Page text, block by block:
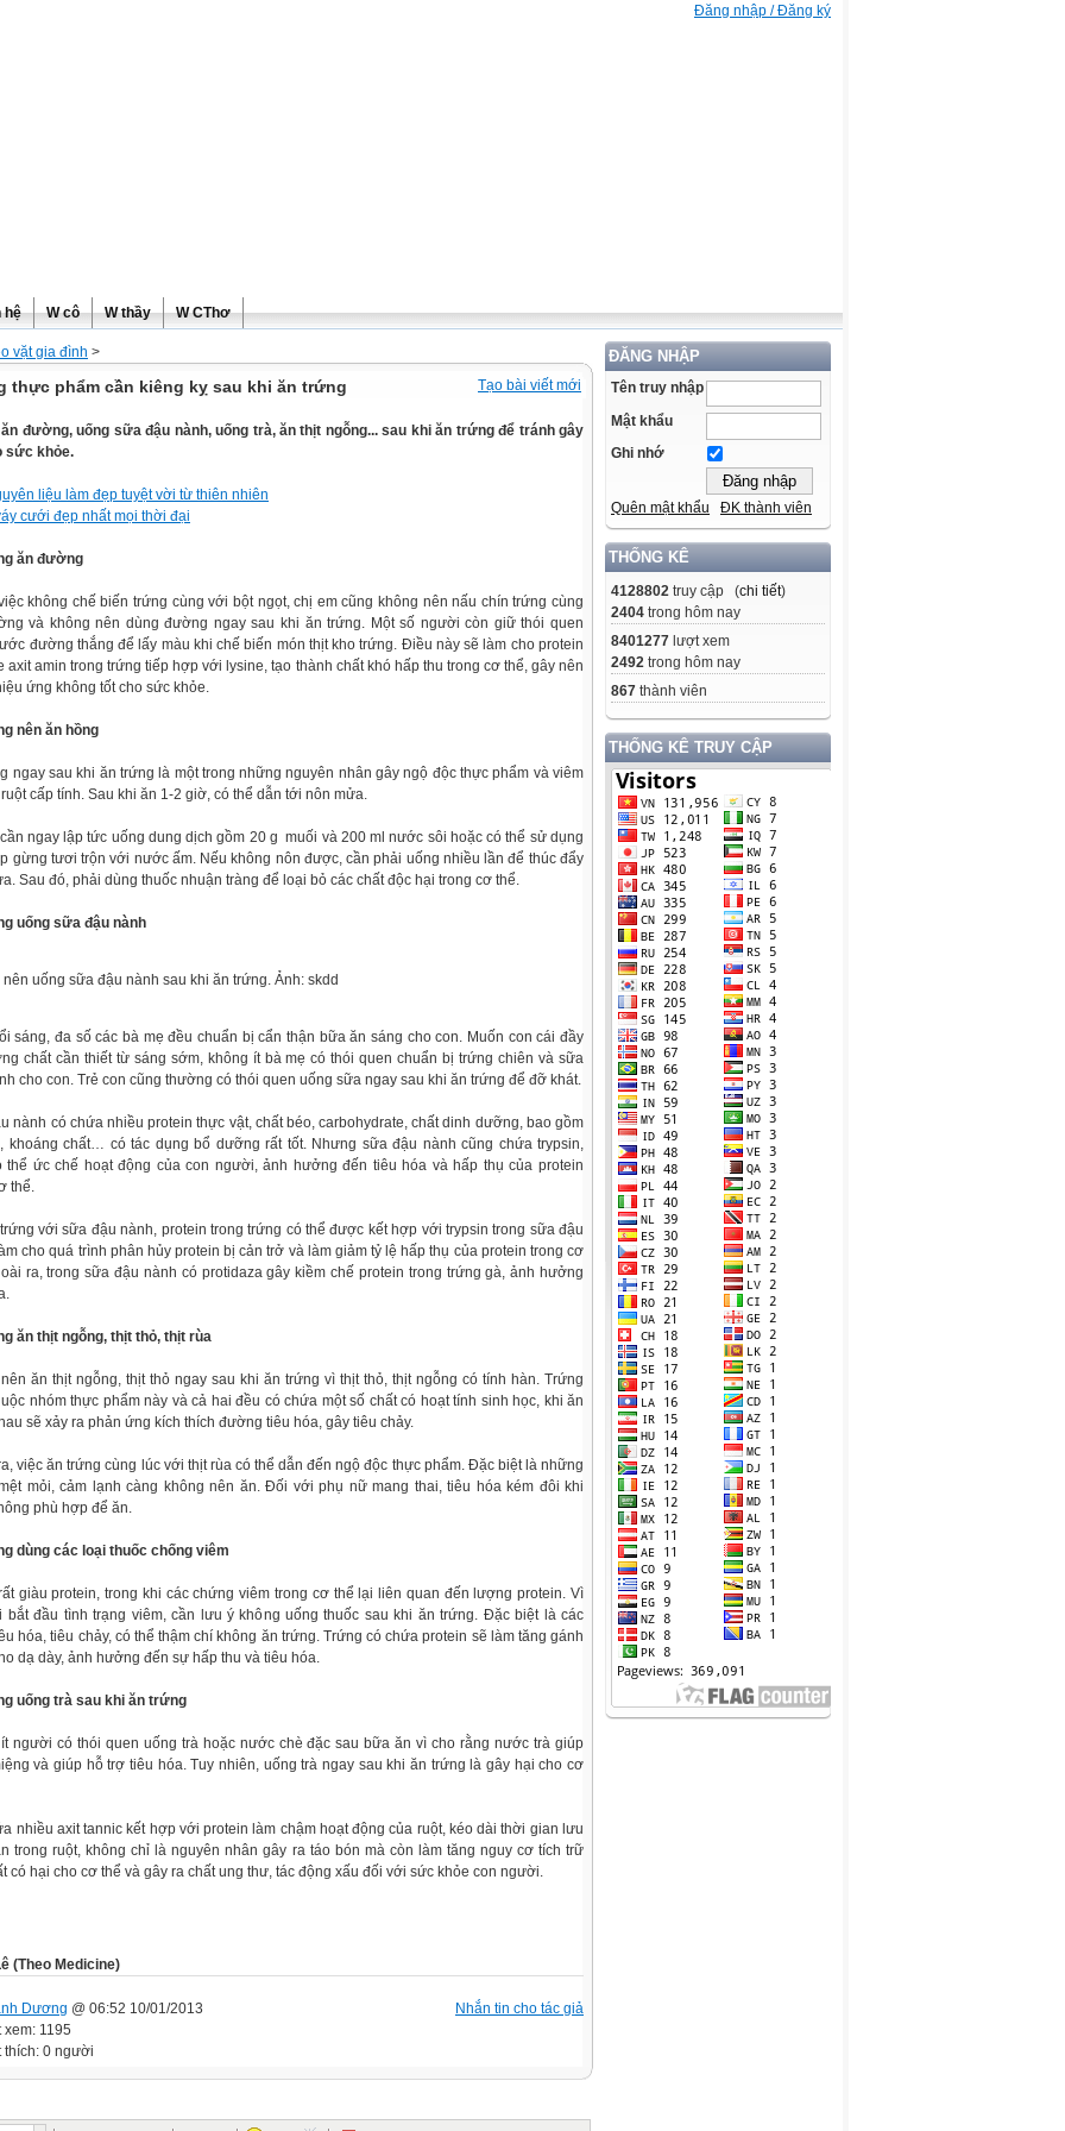
Đăng nhập / Đăng ký
hệ W cô W thầy W CThơ
ĐĂNG NHẬP
Tên truy nhập
Mật khẩu
Ghi nhớ
Quên mật khẩu ĐK thành viên
THỐNG KÊ
4128802 truy cập (chi tiết)
2404 trong hôm nay
8401277 lượt xem
2492 trong hôm nay
867 thành viên
THỐNG KÊ TRUY CẬP
vặt gia đình >
Tạo bài viết mới
thực phẩm cần kiêng kỵ sau khi ăn trứng
đường, uống sữa đậu nành, uống trà, ăn thịt ngỗng... sau khi ăn trứng để tránh gây
sức khỏe.
liệu làm đẹp tuyệt vời từ thiên nhiên
cưới đẹp nhất mọi thời đại
ăn đường
không chế biến trứng cùng với bột ngọt, chị em cũng không nên nấu chín trứng cùng
và không nên dùng đường ngay sau khi ăn trứng. Một số người còn giữ thói quen
đường thắng để lấy màu khi chế biến món thịt kho trứng. Điều này sẽ làm cho protein
axit amin trong trứng tiếp hợp với lysine, tạo thành chất khó hấp thu trong cơ thể, gây nên
ứng không tốt cho sức khỏe.
nên ăn hồng
ngay sau khi ăn trứng là một trong những nguyên nhân gây ngộ độc thực phẩm và viêm
cấp tính. Sau khi ăn 1-2 giờ, có thể dẫn tới nôn mửa.
ngay lập tức uống dung dịch gồm 20 g muối và 200 ml nước sôi hoặc có thể sử dụng
gừng tươi trộn với nước ấm. Nếu không nôn được, cần phải uống nhiều lần để thúc đẩy
Sau đó, phải dùng thuốc nhuận tràng để loại bỏ các chất độc hại trong cơ thể.
uống sữa đậu nành
nên uống sữa đậu nành sau khi ăn trứng. Ảnh: skdd
sáng, đa số các bà mẹ đều chuẩn bị cẩn thận bữa ăn sáng cho con. Muốn con cái đầy
chất cần thiết từ sáng sớm, không ít bà mẹ có thói quen chuẩn bị trứng chiên và sữa
cho con. Trẻ con cũng thường có thói quen uống sữa ngay sau khi ăn trứng để đỡ khát.
nành có chứa nhiều protein thực vật, chất béo, carbohydrate, chất dinh dưỡng, bao gồm
khoáng chất… có tác dụng bổ dưỡng rất tốt. Nhưng sữa đậu nành cũng chứa trypsin,
thể ức chế hoạt động của con người, ảnh hưởng đến tiêu hóa và hấp thụ của protein
thể.
với sữa đậu nành, protein trong trứng có thể được kết hợp với trypsin trong sữa đậu
cho quá trình phân hủy protein bị cản trở và làm giảm tỷ lệ hấp thụ của protein trong cơ
ra, trong sữa đậu nành có protidaza gây kiềm chế protein trong trứng gà, ảnh hưởng
ăn thịt ngỗng, thịt thỏ, thịt rùa
ăn thịt ngỗng, thịt thỏ ngay sau khi ăn trứng vì thịt thỏ, thịt ngỗng có tính hàn. Trứng
nhóm thực phẩm này và cả hai đều có chứa một số chất có hoạt tính sinh học, khi ăn
sẽ xảy ra phản ứng kích thích đường tiêu hóa, gây tiêu chảy.
việc ăn trứng cùng lúc với thịt rùa có thể dẫn đến ngộ độc thực phẩm. Đặc biệt là những
mỏi, cảm lạnh càng không nên ăn. Đối với phụ nữ mang thai, tiêu hóa kém đôi khi
phù hợp để ăn.
dùng các loại thuốc chống viêm
giàu protein, trong khi các chứng viêm trong cơ thể lại liên quan đến lượng protein. Vì
bắt đầu tình trạng viêm, cần lưu ý không uống thuốc sau khi ăn trứng. Đặc biệt là các
hóa, tiêu chảy, có thể thậm chí không ăn trứng. Trứng có chứa protein sẽ làm tăng gánh
dạ dày, ảnh hưởng đến sự hấp thu và tiêu hóa.
uống trà sau khi ăn trứng
người có thói quen uống trà hoặc nước chè đặc sau bữa ăn vì cho rằng nước trà giúp
và giúp hỗ trợ tiêu hóa. Tuy nhiên, uống trà ngay sau khi ăn trứng là gây hại cho cơ
nhiều axit tannic kết hợp với protein làm chậm hoạt động của ruột, kéo dài thời gian lưu
trong ruột, không chỉ là nguyên nhân gây ra táo bón mà còn làm tăng nguy cơ tích trữ
có hại cho cơ thể và gây ra chất ung thư, tác động xấu đối với sức khỏe con người.
(Theo Medicine)
Nhắn tin cho tác giả
Dương @ 06:52 10/01/2013
1195
thích: 0 người